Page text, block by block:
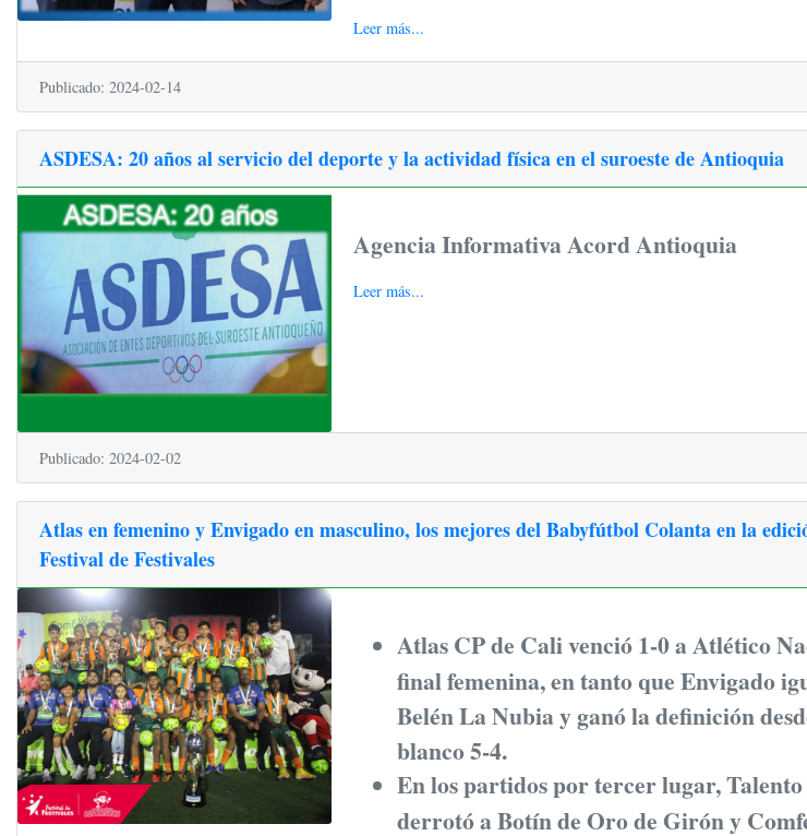
Leer más...
Publicado: 2024-02-14
ASDESA: 20 años al servicio del deporte y la actividad física en el suroeste de Antioquia
Agencia Informativa Acord Antioquia
Leer más...
Publicado: 2024-02-02
Atlas en femenino y Envigado en masculino, los mejores del Babyfútbol Colanta en la
Festival de Festivales
Atlas CP de Cali venció 1-0 a Atlético
final femenina, en tanto que Envigado
Belén La Nubia y ganó la definición
blanco 5-4.
En los partidos por tercer lugar, Talento
derrotó a Botín de Oro de Girón y